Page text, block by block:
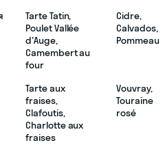
Tarte Tatin,
Poulet Vallée
d'Auge,
Camembert au
four
Cidre,
Calvados,
Pommeau
Tarte aux
fraises,
Clafoutis,
Charlotte aux
fraises
Vouvray,
Touraine
rosé